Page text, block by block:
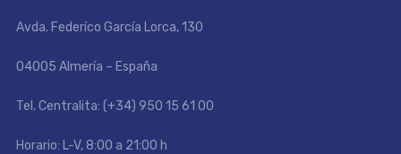
Avda. Federíco García Lorca, 130
04005 Almería – España
Tel. Centralita: (+34) 950 15 61 00
Horario: L-V, 8:00 a 21:00 h